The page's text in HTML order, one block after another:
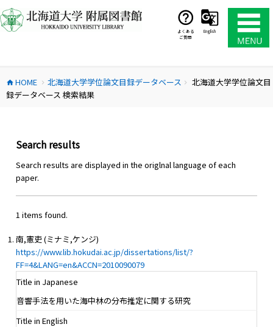
ン
テ
ス
キ
よくある
ご質問
English
home HOME chevron_right 北海道大学学位論文目録データベース chevron_right
北海道大学学位論文目
録データベース 検索結果
Search results
Search results are displayed in the origlnal language of each
paper.
1 items found.
南,憲吏 (ミナミ,ケンジ)
https://www.lib.hokudai.ac.jp/dissertations/list/?
FF=4&LANG=en&ACCN=2010090079
Title in Japanese
音響手法を用いた海中林の分布推定に関する研究
Title in English